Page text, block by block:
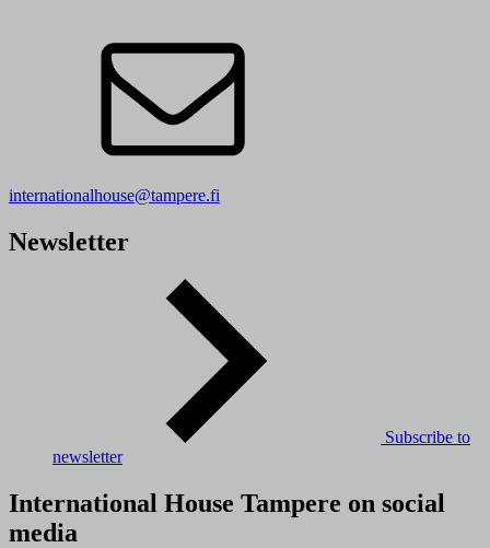
internationalhouse@tampere.fi
Newsletter
Subscribe to
newsletter
International House Tampere on social
media